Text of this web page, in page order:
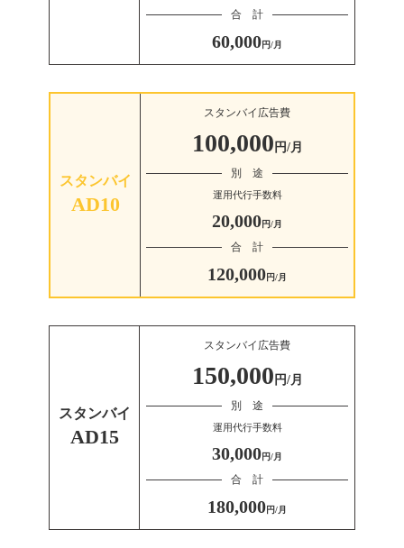
合 計
60,000円/月
スタンバイ
AD10
スタンバイ広告費
100,000 円/月
別 途
運用代行手数料
20,000円/月
合 計
120,000円/月
スタンバイ
AD15
スタンバイ広告費
150,000 円/月
別 途
運用代行手数料
30,000円/月
合 計
180,000円/月